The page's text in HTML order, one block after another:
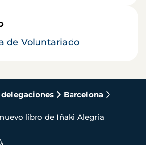
de Voluntariado
delegaciones
Barcelona
libro de Iñaki Alegria